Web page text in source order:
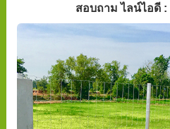
สอบถาม ไลน์ไอดี :